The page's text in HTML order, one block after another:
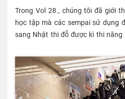
bè người Nhật ở xung quanh do
người Việt Nam thông qua mạng
cuộc sống của chị ở Nhật ngày càng
Thủy (quê ở Hà Nội) là giáo viên
Nam. Khoảng năm 2000, một
cử đến làm giáo viên tại trường
quan hành chính độc lập của
3. Tính nhất quán trong chuyên
nghề làm việc 1. Đặc trưng của tư cách “Kỹ thuật – Tri thức
nhân văn – Nghiệp vụ quốc tế” Một ví dụ về nơi làm việc của kỹ
cách điển hình là “Kỹ thuật –
quốc tế”, thường được gọi là
được gọi tắt là “Kỹ – Nhân –
Trong Vol 28., chúng tôi đã giới thiệu những công cụ, tài liệu học tập mà các sempai sử dụng để trong vòng 3 năm từ khi sang Nhật thi đỗ được kì thi năng lực tiếng Nhật (JLPT) trình độ N1, N2. Trong số này, chúng tôi xin giới thiệu những bí quyết học tập quý báu mà các sempai chia sẻ với các du học sinh và thực tập sinh kĩ năng đi sau. Sempai 1 (Nữ thực tập sinh kĩ năng, trình độ N1) ・Học tập tại kí túc xá: Sau giờ ăn tối, khi trong nhà ăn ở kí túc xá không còn ai nữa, tôi học một mình bằng video trên YouTube, sách giáo khoa và đĩa CD. ・Hội thoại với người Nhật ở chỗ làm: Ở nơi làm việc, tôi có rất nhiều cơ hội để nói chuyện với người Nhật. Điều này đã giúp ích rất nhiều trong việc cải thiện trình độ tiếng Nhật của tôi. Mỗi khi trong công việc có điểm gì không hiểu rõ, tôi thường tìm người Nhật để hỏi. Tất cả các sempai người Nhật đều giải đáp cho tôi rất tận tình. Câu chuyện chia sẻ kinh nghiệm của sempai này Sempai 2 (Nữ du học sinh, trình độ N1) Sử dụng thư viện công cộng ・Nghiêm túc học hành trước khi sang Nhật: Hồi theo học trường Nhật ngữ Đông Du, tôi ở 1 năm trong kí túc xá. Tôi bắt đầu học tiếng Nhật từ con số 0, nhưng sau 1 năm tôi đã đạt trình độ tương đương JLPT N3. Tôi còn tự học vào các buổi tối và ngày nghỉ, bận đến mức còn chẳng có cả thời gian để đi từ thành phố Hồ Chí Minh về nhà ở Vũng Tàu. ・Học trong thư viện: Tôi thường xuyên sử dụng thư viện của trường đại học. Thư viện rất yên tĩnh, lại có điều hoà mát và có nhiều người khác cùng đến để học. Những khi thư viện của trường đại học nghỉ thì tôi đến học tại thư viện công cộng. ・Trung tâm giao lưu quốc tế: Tại “Trung tâm giao lưu quốc tế" do hiệp hội giao lưu quốc tế địa phương vận hành, ngoài việc cung cấp các thông tin liên quan đến học tập cũng như các sự kiện giao lưu dành cho người nước ngoài, ở đây còn tư vấn về các vấn đề như cuộc sống và học tập. Ở đây còn có rất nhiều tài liệu học tiếng Nhật. Câu chuyện chia sẻ kinh nghiệm của sempai này Sempai 3 (Nữ du học sinh, trình độ N2) ・Trước khi sang Nhật, học tập tại trường tiếng Nhật chi phí thấp: Thời gian học ở trường Đại học Quốc gia Hà Nội, tôi học tiếng Nhật ở lớp dạy tiếng Nhật tư nhân. Sau khi lấy được chứng chỉ JLPT trình độ N4 thì tôi sang Nhật Bản. Ở Hà Nội, tôi đi học ở lớp học chi phí thấp có tên là SOFL, mỗi tuần khoảng 2, 3 lần. Học phí trong 4 tháng chỉ là 4 triệu đồng. Câu chuyện chia sẻ kinh nghiệm của sempai này Sempai 4 (Nam thực tập sinh kĩ năng, sau khi sang Nhật 10 tháng thi đỗ N3) ・Dạy và học qua điện thoại video: Ở công ty phái cử, tôi luôn nghiêm túc học tập cả ở trên lớp cũng như hoàn thành bài tập về nhà, ngoài ra, tôi còn học cả qua YouTube. Trong số khoảng 300 học sinh tại công ty phái cử, tôi đạt thành tích học tập cao nhất. Giáo viên của công ty phái cử (trình độ N2) cho đến này vẫn đang giảng ngữ pháp cho tôi qua cuộc gọi video trên ứng dụng messenger. Mỗi buổi học như vậy khoảng 1 tiếng đồng hồ, mỗi tháng học 10 buổi. ・Tranh thủ học trong giờ nghỉ giải lao: Tôi lưu vào điện thoại từ vựng cũng như các bài thi thử được giới thiệu trên Facebook. Trong giờ nghỉ giải lao ở chỗ làm, tôi tranh thủ xem lại để học thuộc. Khi gặp các vấn đề không hiểu, tôi hỏi người Nhật làm cùng và được mọi người tận tình chỉ bảo. Câu chuyện chia sẻ kinh nghiệm của sempai này Sempai 5 (Nam thực tập sinh kĩ năng, trình độ N1) ・Chuẩn bị bài trước: Giáo trình dùng ở trung tâm dạy tiếng Nhật là bộ “Minna no Nihongo", trong đó, các bài từ 1 đến 25 tương đương trình độ N5, bài từ 26 đến 50 tương đương trình độ N4. Trung tâm mới chỉ dạy đến bài 35, nhưng tôi đã tự học trước đến hết bài 50 rồi mới sang Nhật. Trong số khoảng 200 học sinh ở trung tâm, thành tích của tôi đứng thứ nhất. Tôi cho rằng chính nhờ việc chuẩn bị bài trước nên khi lên lớp tôi nhớ bài rất dễ dàng. ・Tranh thủ học trong giờ làm việc: Sau khi xếp dây thép vào máy, thời gian chờ dây thép từ máy đi ra rất lâu nên tôi tranh thủ khoảng thời gian đó để học tiếng Nhật. ・Từ chối làm thêm giờ để tranh thủ học: Tôi đã xin công ty không sắp xếp cho tôi làm thêm giờ để dành thời gian học vào buổi tối. Khi so sánh giữa “tiền làm thêm giờ trong thời gian 3 năm thực tập kĩ năng" với “số tiền kiếm được rất nhiều năm nữa khi đã học giỏi tiếng Nhật", tôi đã không chọn “lợi ích ngay trước mắt" mà lựa chọn “công việc và cuộc sống tương lai”. ・Sử dụng các cơ sở công cộng: Cuối tuần, tôi thường học tập tại nhà hoặc thư viện công lập của tỉnh. Trong thư viện có điều hoà rất dễ chịu, lại yên tĩnh, là nơi thích hợp nhất cho việc học. ・Lớp dạy tiếng Nhật của các tình nguyện viên: Tại trường đại học ở địa phương có mở lớp tiếng Nhật miễn phí do các tình nguyện viên người Nhật dạy (mỗi buổi 2 tiếng đồng hồ vào Chủ Nhật). Cùng học với tôi ở đây có rất nhiều người đến từ các nước khác. ・Đi thực tập kĩ năng với tinh thần du học: Các bạn cùng kí túc xá với tôi vào ngày nghỉ thường ngủ dậy muộn hoặc mải miết chơi điện thoại, không ai cố gắng học tiếng Nhật. Tôi thì tâm niệm rằng mình “đang vừa du học ở Nhật (du học tự học), vừa kiếm tiền trang trải chi phí sinh hoạt" và dành nhiều thời gian hết mức có thể cho việc học. Để tập trung học, trong khoảng thời gian 2 năm đầu gần như tôi bỏ hẳn Facebook. Câu chuyện chia sẻ kinh nghiệm của sempai này Sempai 6 (Nam thực tập sinh kĩ năng, trình độ N2) ・Dốc sức học tập trước khi sang Nhật: Tôi đã học tập nửa năm tại công ty phái cử. Trong số 36 học sinh của lớp, thành tích của tôi đứng thứ nhất, thứ nhì. Để có kết